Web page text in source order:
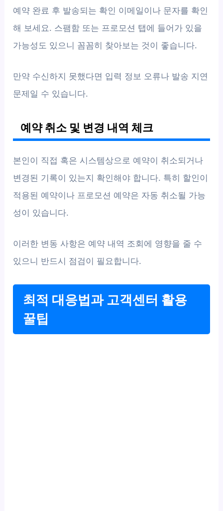
예약 완료 후 발송되는 확인 이메일이나 문자를 확인
해 보세요. 스팸함 또는 프로모션 탭에 들어가 있을
가능성도 있으니 꼼꼼히 찾아보는 것이 좋습니다.
만약 수신하지 못했다면 입력 정보 오류나 발송 지연
문제일 수 있습니다.
예약 취소 및 변경 내역 체크
본인이 직접 혹은 시스템상으로 예약이 취소되거나
변경된 기록이 있는지 확인해야 합니다. 특히 할인이
적용된 예약이나 프로모션 예약은 자동 취소될 가능
성이 있습니다.
이러한 변동 사항은 예약 내역 조회에 영향을 줄 수
있으니 반드시 점검이 필요합니다.
최적 대응법과 고객센터 활용
꿀팁